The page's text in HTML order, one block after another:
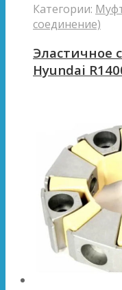
Категории:
соединение)
Эластичное
Hyundai